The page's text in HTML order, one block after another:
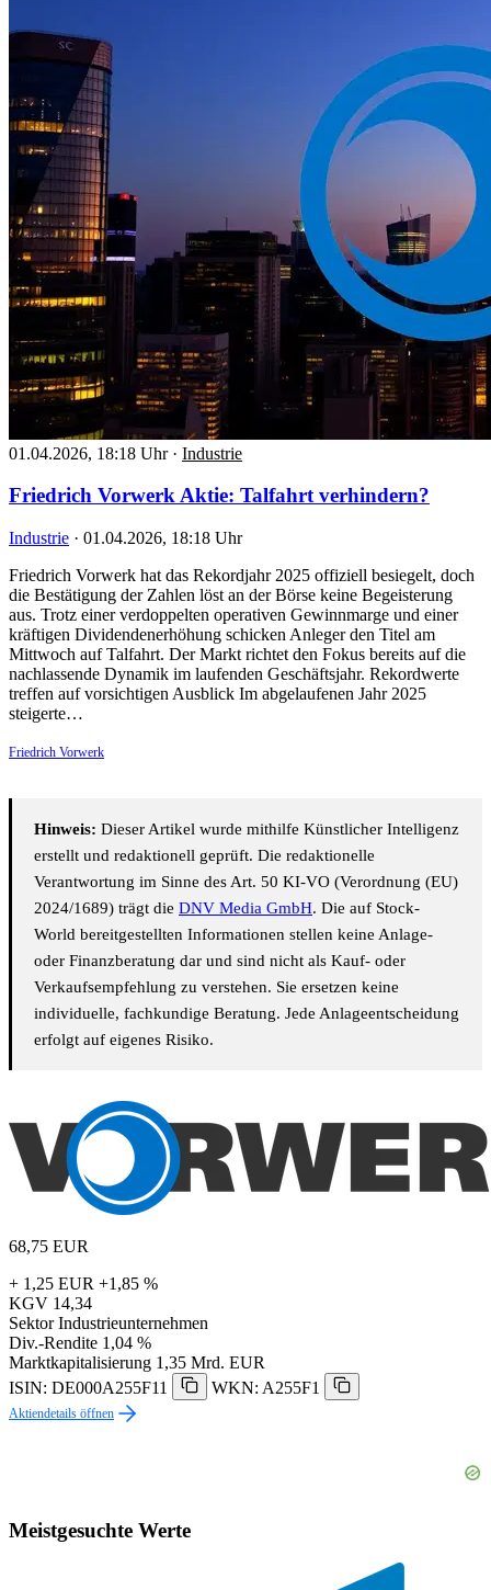
01.04.2026, 18:18 Uhr · Industrie
Friedrich Vorwerk Aktie: Talfahrt verhindern?
Industrie · 01.04.2026, 18:18 Uhr
Friedrich Vorwerk hat das Rekordjahr 2025 offiziell besiegelt, doch
die Bestätigung der Zahlen löst an der Börse keine Begeisterung
aus. Trotz einer verdoppelten operativen Gewinnmarge und einer
kräftigen Dividendenerhöhung schicken Anleger den Titel am
Mittwoch auf Talfahrt. Der Markt richtet den Fokus bereits auf die
nachlassende Dynamik im laufenden Geschäftsjahr. Rekordwerte
treffen auf vorsichtigen Ausblick Im abgelaufenen Jahr 2025
steigerte…
Friedrich Vorwerk
Hinweis: Dieser Artikel wurde mithilfe Künstlicher Intelligenz
erstellt und redaktionell geprüft. Die redaktionelle
Verantwortung im Sinne des Art. 50 KI-VO (Verordnung (EU)
2024/1689) trägt die DNV Media GmbH. Die auf Stock-
World bereitgestellten Informationen stellen keine Anlage-
oder Finanzberatung dar und sind nicht als Kauf- oder
Verkaufsempfehlung zu verstehen. Sie ersetzen keine
individuelle, fachkundige Beratung. Jede Anlageentscheidung
erfolgt auf eigenes Risiko.
68,75 EUR
+ 1,25 EUR +1,85 %
KGV 14,34
Sektor Industrieunternehmen
Div.-Rendite 1,04 %
Marktkapitalisierung 1,35 Mrd. EUR
ISIN: DE000A255F11
WKN: A255F1
Aktiendetails öffnen
Meistgesuchte Werte